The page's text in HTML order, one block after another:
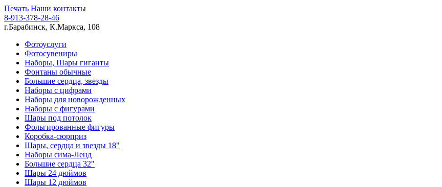
Печать Наши контакты
8-913-378-28-46
г.Барабинск, К.Маркса, 108
Фотоуслуги
Фотосувениры
Наборы, Шары гиганты
Фонтаны обычные
Большие сердца, звезды
Наборы с цифрами
Наборы для новорожденных
Наборы с фигурами
Шары под потолок
Фольгированные фигуры
Коробка-сюрприз
Шары, сердца и звезды 18"
Наборы сима-Ленд
Большие сердца 32"
Шары 24 дюймов
Шары 12 дюймов